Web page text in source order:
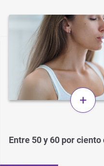
+
Entre 50 y 60 por